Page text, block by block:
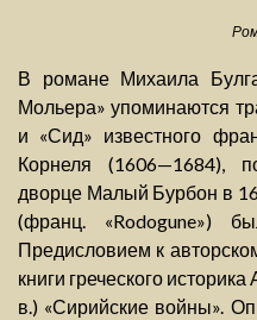
В романе Михаила
Мольера» упоминаются
и «Сид» известного
Корнеля (1606—1684),
дворце Малый Бурбон в
(франц. «Rodogune»)
Предисловием к
книги греческого
в.) «Сирийские войны».